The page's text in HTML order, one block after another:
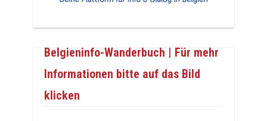
Belgieninfo-Wanderbuch | Für mehr
Informationen bitte auf das Bild
klicken